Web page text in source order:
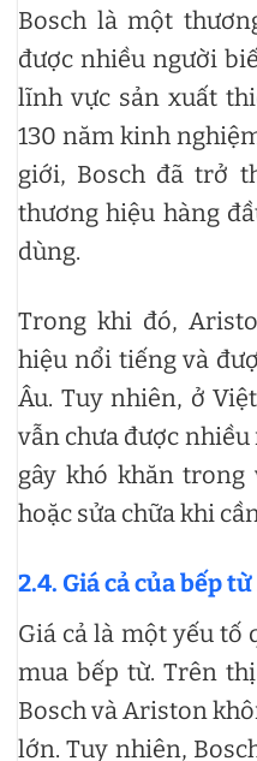
Bosch là một
được nhiều người
lĩnh vực sản xuất
130 năm kinh
giới, Bosch đã trở
thương hiệu hàng
dùng.
Trong khi đó,
hiệu nổi tiếng và
Âu. Tuy nhiên, ở
vẫn chưa được
gây khó khăn
hoặc sửa chữa khi
2.4. Giá cả của bếp
Giá cả là một yếu tố
mua bếp từ. Trên
Bosch và Ariston
lớn. Tuy nhiên,